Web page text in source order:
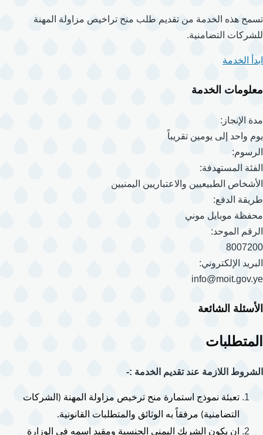
تسمح هذه الخدمة من تقديم طلب منح تراخيص مزاولة المهنة
للشركات التضامنية.
ابدأ الخدمة
معلومات الخدمة
مدة الإنجاز:
يوم واحد إلى يومين تقريباً
الرسوم:
الفئة المستهدفة:
الأشخاص الطبيعيين والاعتباريين اليمنيين
طريقة الدفع:
محفظة موبايل موني
الرقم الموحد:
8007200
البريد الإلكتروني:
info@moit.gov.ye
الأسئلة الشائعة
المتطلبات
الشروط اللازمة عند تقديم الخدمة :-
التضامنية) مرفقاً به الوثائق والمتطلبات القانونية.